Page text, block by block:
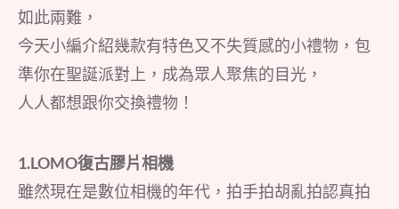
如此兩難，
今天小編介紹幾款有特色又不失質感的小禮物，包
準你在聖誕派對上，成為眾人聚焦的目光，
人人都想跟你交換禮物！
1.LOMO復古膠片相機
雖然現在是數位相機的年代，拍手拍胡亂拍認真拍